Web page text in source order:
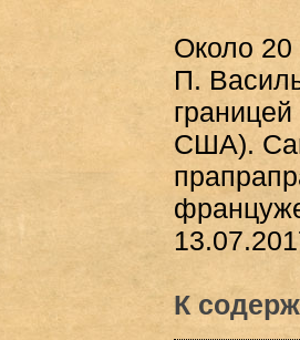
Около 20
П.
США).
К